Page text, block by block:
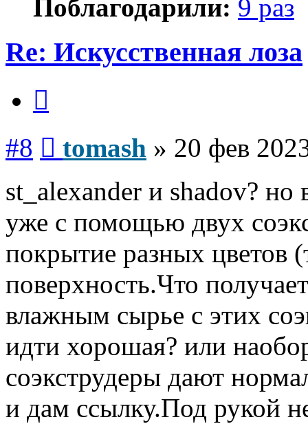
Поблагодарили: 9 раз
Re: Искусственная лоза
#8 tomash » 20 фев
st_alexander и shadov? но
уже с помощью двух
покрытие разных цветов
поверхность.Что
влажным сырье с этих
идти хорошая? или
соэкструдеры дают
и дам ссылку.Под рукой